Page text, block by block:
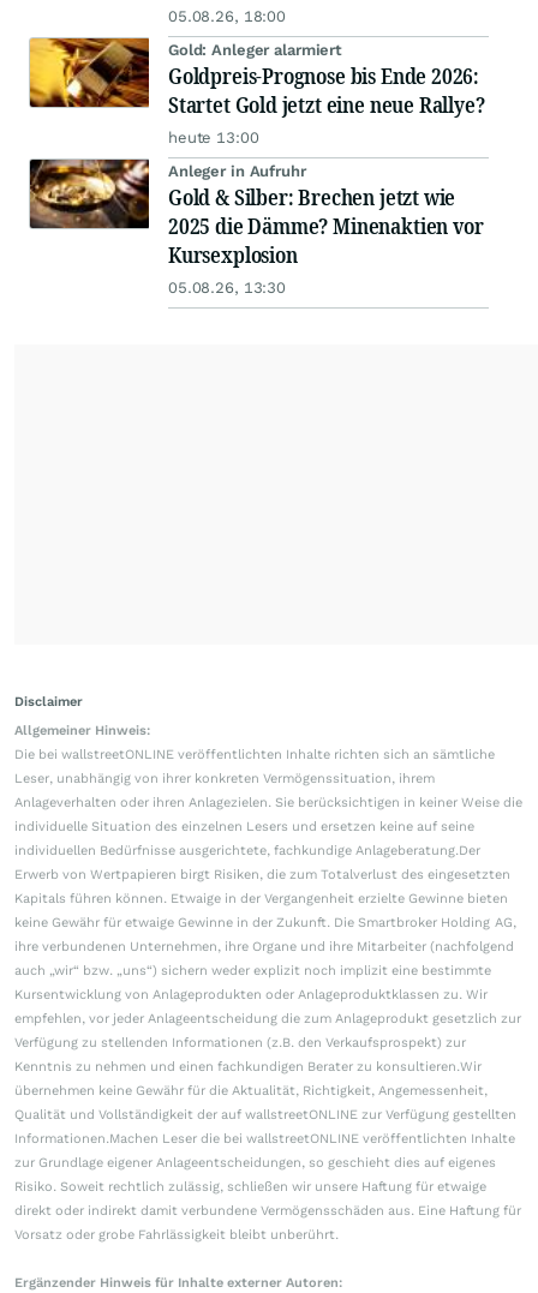
05.08.26, 18:00
Gold: Anleger alarmiert
Goldpreis-Prognose bis Ende 2026:
Startet Gold jetzt eine neue Rallye?
heute 13:00
Anleger in Aufruhr
Gold & Silber: Brechen jetzt wie
2025 die Dämme? Minenaktien vor
Kursexplosion
05.08.26, 13:30
Disclaimer
Allgemeiner Hinweis:
Die bei wallstreetONLINE veröffentlichten Inhalte richten sich an sämtliche
Leser, unabhängig von ihrer konkreten Vermögenssituation, ihrem
Anlageverhalten oder ihren Anlagezielen. Sie berücksichtigen in keiner Weise die
individuelle Situation des einzelnen Lesers und ersetzen keine auf seine
individuellen Bedürfnisse ausgerichtete, fachkundige Anlageberatung.Der
Erwerb von Wertpapieren birgt Risiken, die zum Totalverlust des eingesetzten
Kapitals führen können. Etwaige in der Vergangenheit erzielte Gewinne bieten
keine Gewähr für etwaige Gewinne in der Zukunft. Die Smartbroker Holding AG,
ihre verbundenen Unternehmen, ihre Organe und ihre Mitarbeiter (nachfolgend
auch „wir“ bzw. „uns“) sichern weder explizit noch implizit eine bestimmte
Kursentwicklung von Anlageprodukten oder Anlageproduktklassen zu. Wir
empfehlen, vor jeder Anlageentscheidung die zum Anlageprodukt gesetzlich zur
Verfügung zu stellenden Informationen (z.B. den Verkaufsprospekt) zur
Kenntnis zu nehmen und einen fachkundigen Berater zu konsultieren.Wir
übernehmen keine Gewähr für die Aktualität, Richtigkeit, Angemessenheit,
Qualität und Vollständigkeit der auf wallstreetONLINE zur Verfügung gestellten
Informationen.Machen Leser die bei wallstreetONLINE veröffentlichten Inhalte
zur Grundlage eigener Anlageentscheidungen, so geschieht dies auf eigenes
Risiko. Soweit rechtlich zulässig, schließen wir unsere Haftung für etwaige
direkt oder indirekt damit verbundene Vermögensschäden aus. Eine Haftung für
Vorsatz oder grobe Fahrlässigkeit bleibt unberührt.
Ergänzender Hinweis für Inhalte externer Autoren: